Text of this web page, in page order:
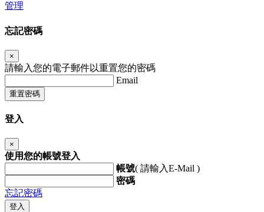
管理
忘記密碼
×
請輸入您的電子郵件以重置您的密碼
Email
重置密碼
登入
×
使用您的帳號登入
帳號( 請輸入E-Mail )
密碼
忘記密碼
登入